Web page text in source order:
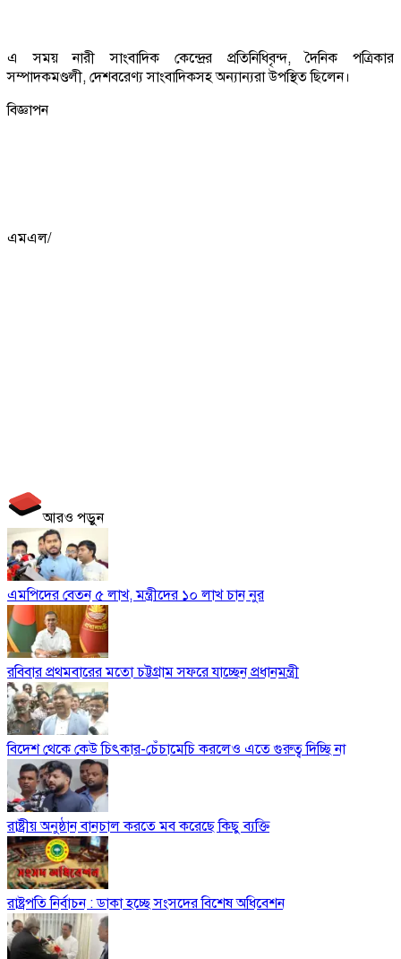
এ সময় নারী সাংবাদিক কেন্দ্রের প্রতিনিধিবৃন্দ, দৈনিক পত্রিকার
সম্পাদকমণ্ডলী, দেশবরেণ্য সাংবাদিকসহ অন্যান্যরা উপস্থিত ছিলেন।
বিজ্ঞাপন
এমএল/
আরও পড়ুন
এমপিদের বেতন ৫ লাখ, মন্ত্রীদের ১০ লাখ চান নুর
রবিবার প্রথমবারের মতো চট্টগ্রাম সফরে যাচ্ছেন প্রধানমন্ত্রী
বিদেশ থেকে কেউ চিৎকার-চেঁচামেচি করলেও এতে গুরুত্ব দিচ্ছি না
রাষ্ট্রীয় অনুষ্ঠান বানচাল করতে মব করেছে কিছু ব্যক্তি
রাষ্ট্রপতি নির্বাচন : ডাকা হচ্ছে সংসদের বিশেষ অধিবেশন